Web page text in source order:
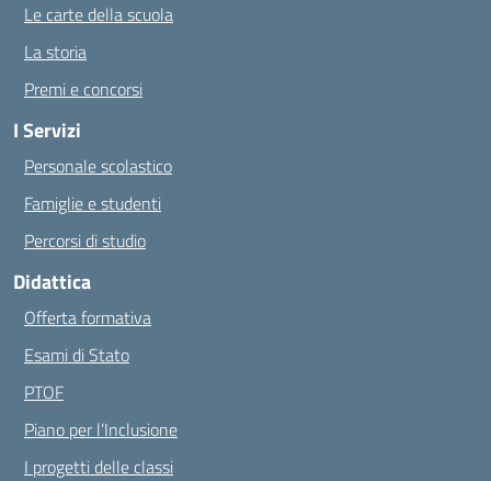
Le carte della scuola
La storia
Premi e concorsi
I Servizi
Personale scolastico
Famiglie e studenti
Percorsi di studio
Didattica
Offerta formativa
Esami di Stato
PTOF
Piano per l’Inclusione
I progetti delle classi